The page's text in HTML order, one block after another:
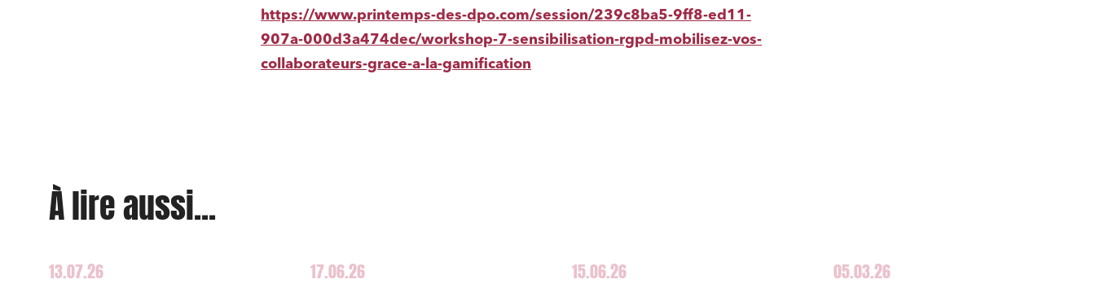
https://www.printemps-des-dpo.com/session/239c8ba5-9ff8-ed11-
907a-000d3a474dec/workshop-7-sensibilisation-rgpd-mobilisez-vos-
collaborateurs-grace-a-la-gamification
À lire aussi...
13.07.26 17.06.26 15.06.26 05.03.26
Projets immobiliers Environnement
Urbanisme et aménagement Banque finance et assurance
Droit des sociétés et Fusions-
Acquisitions